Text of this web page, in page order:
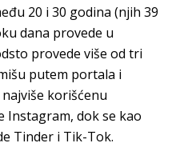
20 i 30 godina (njih 39
dana provede u
provede više od tri
putem portala i
korišćenu
Instagram, dok se kao
Tinder i Tik-Tok.